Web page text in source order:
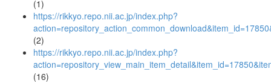
(1)
https://rikkyo.repo.nii.ac.jp/index.php?
(2)
https://rikkyo.repo.nii.ac.jp/index.php?
(16)